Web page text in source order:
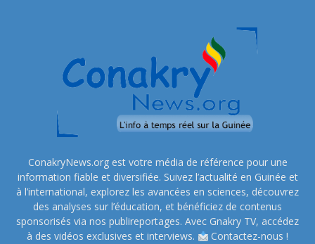
ConakryNews.org est votre média de référence pour une
information fiable et diversifiée. Suivez l’actualité en Guinée et
à l’international, explorez les avancées en sciences, découvrez
des analyses sur l’éducation, et bénéficiez de contenus
sponsorisés via nos publireportages. Avec Gnakry TV, accédez
à des vidéos exclusives et interviews.
Contactez-nous !